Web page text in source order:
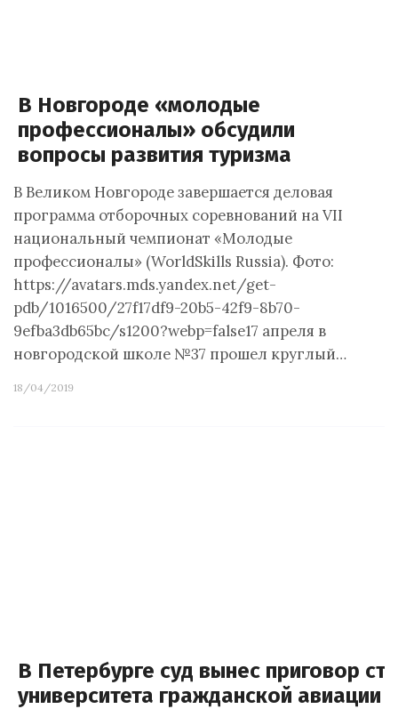
В Новгороде «молодые
профессионалы» обсудили
вопросы развития туризма
В Великом Новгороде завершается деловая
программа отборочных соревнований на VII
национальный чемпионат «Молодые
профессионалы» (WorldSkills Russia). Фото:
https://avatars.mds.yandex.net/get-
pdb/1016500/27f17df9-20b5-42f9-8b70-
9efba3db65bc/s1200?webp=false17 апреля в
новгородской школе №37 прошел круглый…
18/04/2019
В Петербурге суд вынес приговор
университета гражданской авиации